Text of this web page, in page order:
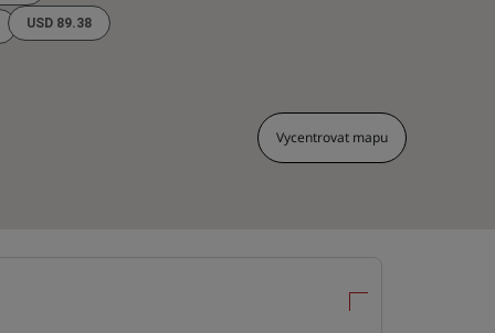
USD 89.38
Vycentrovat mapu